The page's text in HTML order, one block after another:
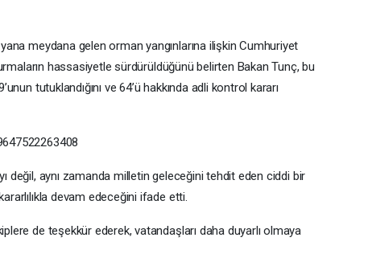
meydana gelen orman yangınlarına ilişkin Cumhuriyet
hassasiyetle sürdürüldüğünü belirten Bakan Tunç, bu
tutuklandığını ve 64’ü hakkında adli kontrol kararı
değil, aynı zamanda milletin geleceğini tehdit eden ciddi bir
devam edeceğini ifade etti.
de teşekkür ederek, vatandaşları daha duyarlı olmaya